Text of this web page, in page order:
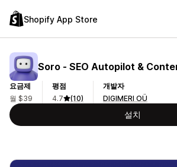
Shopify App Store
Soro ‑ SEO Autopilot &
요금제
월 $39
평점
4.7
(10)
개발자
DIGIMERI OÜ
설치